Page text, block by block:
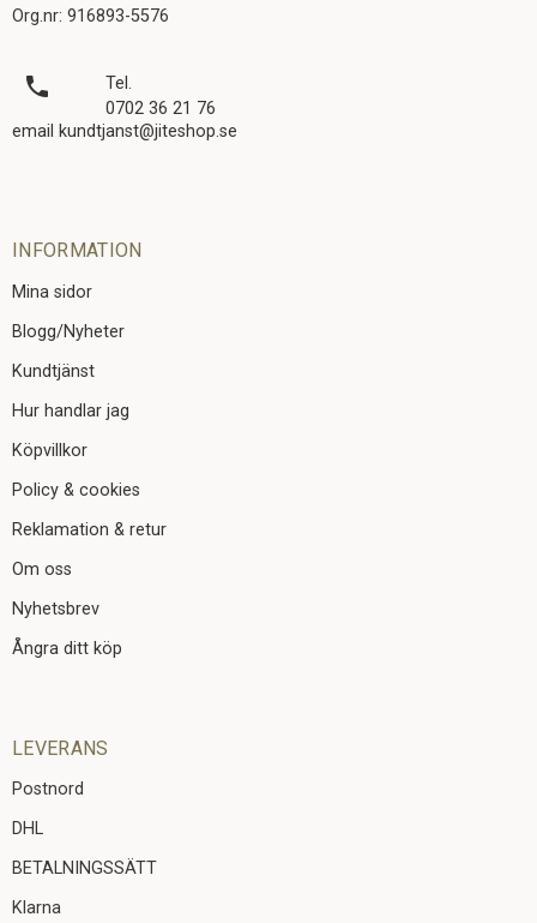
Org.nr: 916893-5576
local_phone
Tel.
0702 36 21 76
email kundtjanst@jiteshop.se
INFORMATION
Mina sidor
Blogg/Nyheter
Kundtjänst
Hur handlar jag
Köpvillkor
Policy & cookies
Reklamation & retur
Om oss
Nyhetsbrev
Ångra ditt köp
LEVERANS
Postnord
DHL
BETALNINGSSÄTT
Klarna